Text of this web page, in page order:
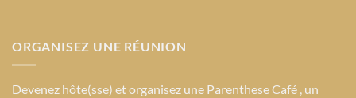
ORGANISEZ UNE RÉUNION
Devenez hôte(sse) et organisez une Parenthese Café , un